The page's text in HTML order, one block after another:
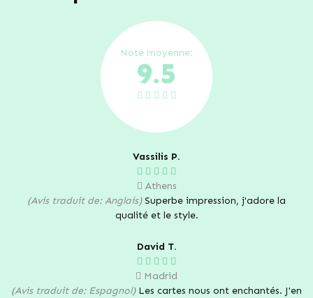
Note moyenne:
9.5
Vassilis P.
Athens
(Avis traduit de: Anglais)Superbe impression, j'adore la
qualité et le style.
David T.
Madrid
(Avis traduit de: Espagnol)Les cartes nous ont enchantés. J'en